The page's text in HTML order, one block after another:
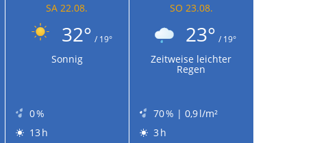
SA 22.08.
32° / 19°
Sonnig
0 %
13 h
SO 23.08.
23° / 19°
Zeitweise leichter
Regen
70 % | 0,9 l/m²
3 h